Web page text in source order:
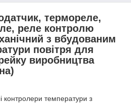
термореле,
реле контролю
з вбудованим
повітря для
виробництва
контролери температури з